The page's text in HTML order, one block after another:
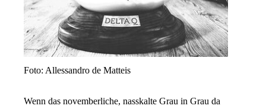
Foto: Allessandro de Matteis
Wenn das novemberliche, nasskalte Grau in Grau da